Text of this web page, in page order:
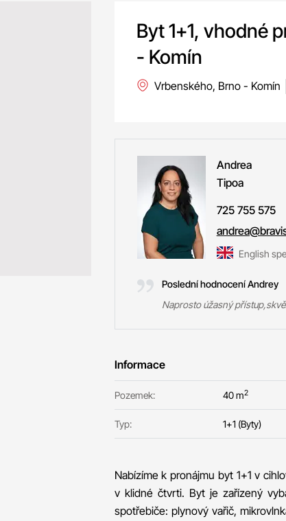
Byt 1+1, vhodné
- Komín
Vrbenského, Brno - Komín
Andrea
Tipoa
725 755 575
English
Poslední hodnocení Andrey
Naprosto úžasný
Informace
Pozemek: 40 m2
Typ: 1+1 (Byty)
Nabízíme k pronájmu byt 1+1 v
v klidné čtvrti. Byt je zařízený
spotřebiče: plynový vařič,